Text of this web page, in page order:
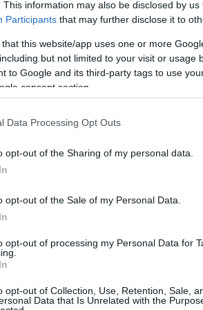
This information may also be disclosed by
Participants that may further disclose it to
that this website/app uses one or more
but not limited to your visit or usage
to Google and its third-party tags to use
consent section.
Data Processing Opt Outs
opt-out of the Sharing of my personal data.
opt-out of the Sale of my Personal Data.
opt-out of processing my Personal Data for
opt-out of Collection, Use, Retention, Sale,
Data that Is Unrelated with the
:-(((
amikor két hétig tart megtanulni,
meginni a tányérból a maradékot.
Utána a mosdóban
mosógéped, nem fogsz másnap
százalékos, így a száradási idő
Vagy ott az első bevásárlás,
felismert 6 darab tojással a
cég által biztosított kocsimat,
típusára.
Eltelt jó pár hónap, és én
Tapasztaltam, hogy a japán
biztos lehessek benne, ha
egyfolytában nézne helyettem.